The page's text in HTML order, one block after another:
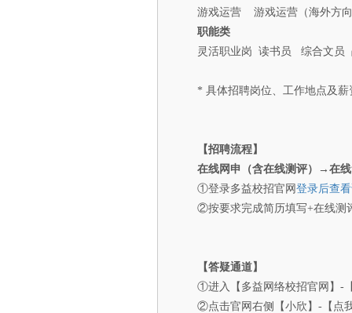
游戏运营 游戏运营（海外方
职能类
灵活职业岗 读书员 综合文
* 具体招聘岗位、工作地点及
【招聘流程】
在线网申（含在线测评）→在
①登录多益校招官网 登录后查
②按要求完成简历填写+在线测
【答疑通道】
①进入【多益网络校招官网】-
②点击官网右侧【小欣】-【点